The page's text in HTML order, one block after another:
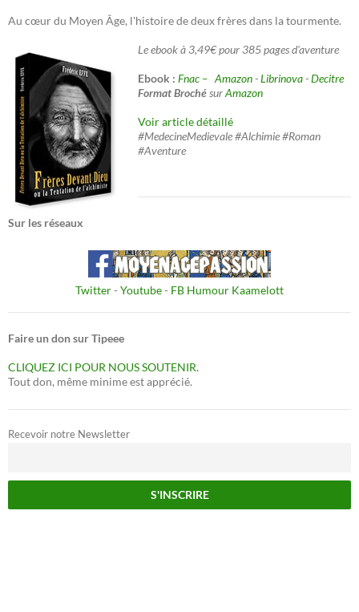
Au cœur du Moyen Âge, l'histoire de deux frères dans la tourmente.
Le ebook à 3,49€ pour 385 pages d'aventure
Ebook : Fnac – Amazon-Librinova-Decitre
Format BrochésurAmazon
Voir article détaillé
#MedecineMedievale #Alchimie #Roman
#Aventure
Sur les réseaux
Twitter- Youtube- FB Humour Kaamelott
Faire un don sur Tipeee
CLIQUEZ ICI POUR NOUS SOUTENIR.
Tout don, même minime est apprécié.
Recevoir notre Newsletter